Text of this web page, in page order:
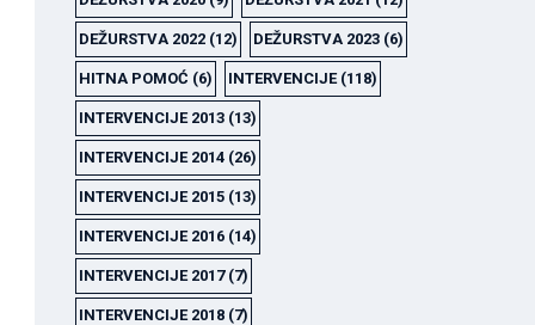
DEŽURSTVA 2022(12) DEŽURSTVA 2023(6)
HITNA POMOĆ (6) INTERVENCIJE(118)
INTERVENCIJE 2013(13)
INTERVENCIJE 2014(26)
INTERVENCIJE 2015(13)
INTERVENCIJE 2016(14)
INTERVENCIJE 2017(7)
INTERVENCIJE 2018(7)